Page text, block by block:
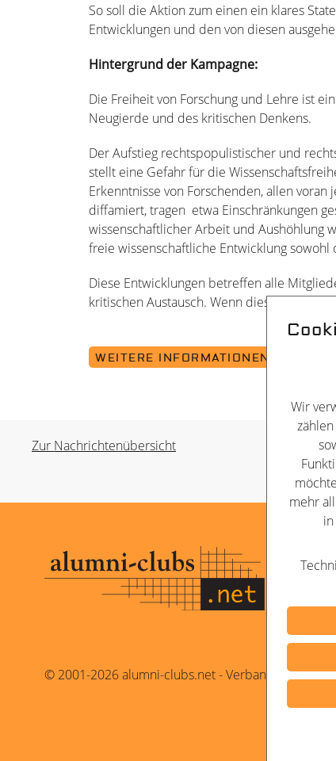
So soll die Aktion zum einen ein klares
Entwicklungen und den von diesen
Hintergrund der Kampagne:
Die Freiheit von Forschung und Lehre ist
Neugierde und des kritischen Denkens.
Der Aufstieg rechtspopulistischer und
stellt eine Gefahr für die
Erkenntnisse von Forschenden, allen
diffamiert, tragen etwa Einschränkungen
wissenschaftlicher Arbeit und Aushöhlung
freie wissenschaftliche Entwicklung
Diese Entwicklungen betreffen alle
kritischen Austausch. Wenn diese Werte
WEITERE INFORMATIONEN ZUR
Zur Nachrichtenübersicht
Kontakt
© 2001-2026 alumni-clubs.net - Verband der
Wir
mehr